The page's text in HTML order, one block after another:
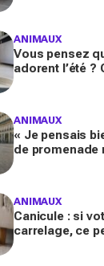
ANIMAUX
Vous pensez
adorent l’été ?
ANIMAUX
« Je pensais
de promenade
ANIMAUX
Canicule : si
carrelage, ce